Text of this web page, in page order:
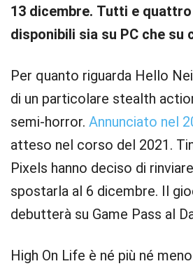
13 dicembre. Tutti e
disponibili sia su PC che su
Per quanto riguarda Hello
di un particolare stealth
semi-horror. Annunciato nel
atteso nel corso del 2021.
Pixels hanno deciso di
spostarla al 6 dicembre. Il
debutterà su Game Pass al
High On Life è né più né